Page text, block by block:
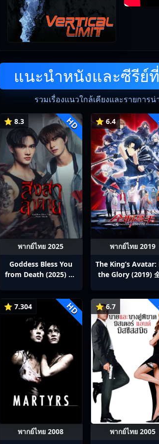
แนะนำหนังและซีรีย์
รวมเรื่องแนวใกล้เคียงและรายการ
⭐ 8.3 HD
พากย์ไทย 2025
Goddess Bless You
from Death (2025) สิง
⭐ 6.4
พากย์ไทย 2019
The King’s Avatar:
the Glory (2019)
⭐ 7.304 HD
พากย์ไทย 2008
⭐ 6.7
พากย์ไทย 2005